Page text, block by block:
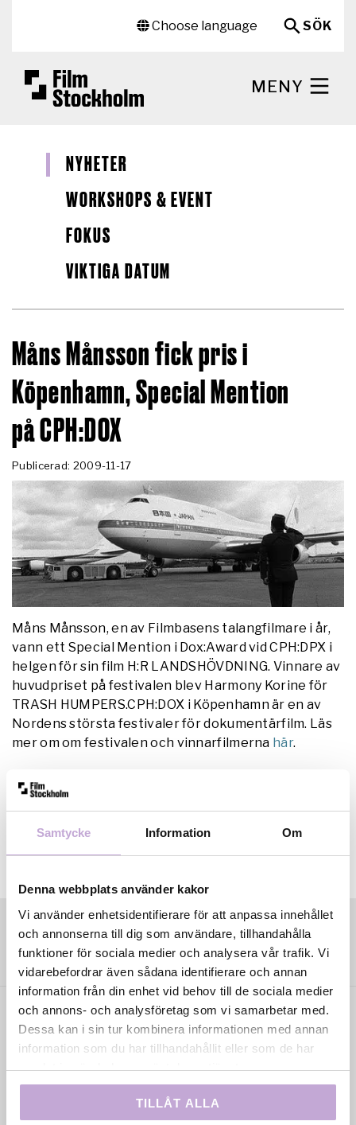
Samtycke Information Om
Denna webbplats använder kakor
Vi använder enhetsidentifierare för att anpassa innehållet
och annonserna till dig som användare, tillhandahålla
funktioner för sociala medier och analysera vår trafik. Vi
vidarebefordrar även sådana identifierare och annan
information från din enhet vid behov till de sociala medier
och annons- och analysföretag som vi samarbetar med.
Dessa kan i sin tur kombinera informationen med annan
information som du har tillhandahållit eller som de har
samlat in när du har använt deras tjänster.
TILLÅT ALLA
Choose language
SÖK
MENY
NYHETER
WORKSHOPS & EVENT
FOKUS
VIKTIGA DATUM
Måns Månsson fick pris i
Köpenhamn, Special Mention
på CPH:DOX
Publicerad: 2009-11-17
Måns Månsson, en av Filmbasens talangfilmare i år,
vann ett Special Mention i Dox:Award vid CPH:DPX i
helgen för sin film H:R LANDSHÖVDNING. Vinnare av
huvudpriset på festivalen blev Harmony Korine för
TRASH HUMPERS.CPH:DOX i Köpenhamn är en av
Nordens största festivaler för dokumentärfilm. Läs
mer om om festivalen och vinnarfilmerna här.
Film Stockholm AB är en regional filmfond med